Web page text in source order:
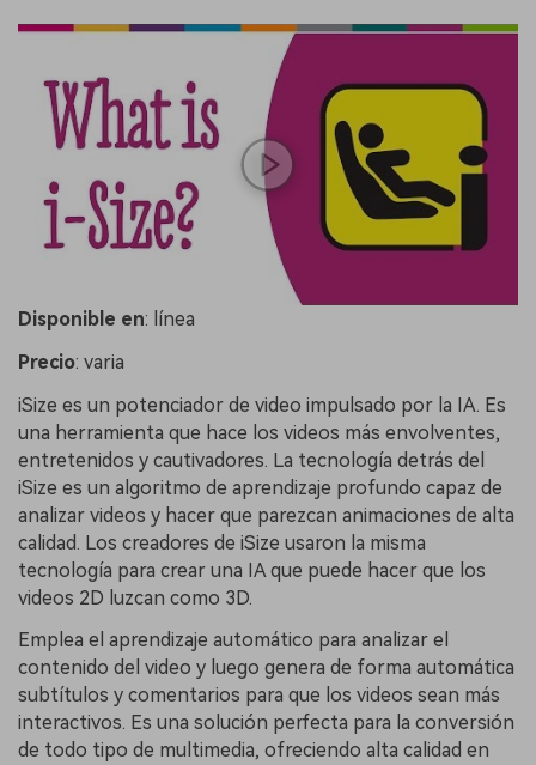
Disponible en: línea
Precio: varia
iSize es un potenciador de video impulsado por la IA. Es
una herramienta que hace los videos más envolventes,
entretenidos y cautivadores. La tecnología detrás del
iSize es un algoritmo de aprendizaje profundo capaz de
analizar videos y hacer que parezcan animaciones de alta
calidad. Los creadores de iSize usaron la misma
tecnología para crear una IA que puede hacer que los
videos 2D luzcan como 3D.
Emplea el aprendizaje automático para analizar el
contenido del video y luego genera de forma automática
subtítulos y comentarios para que los videos sean más
interactivos. Es una solución perfecta para la conversión
de todo tipo de multimedia, ofreciendo alta calidad en